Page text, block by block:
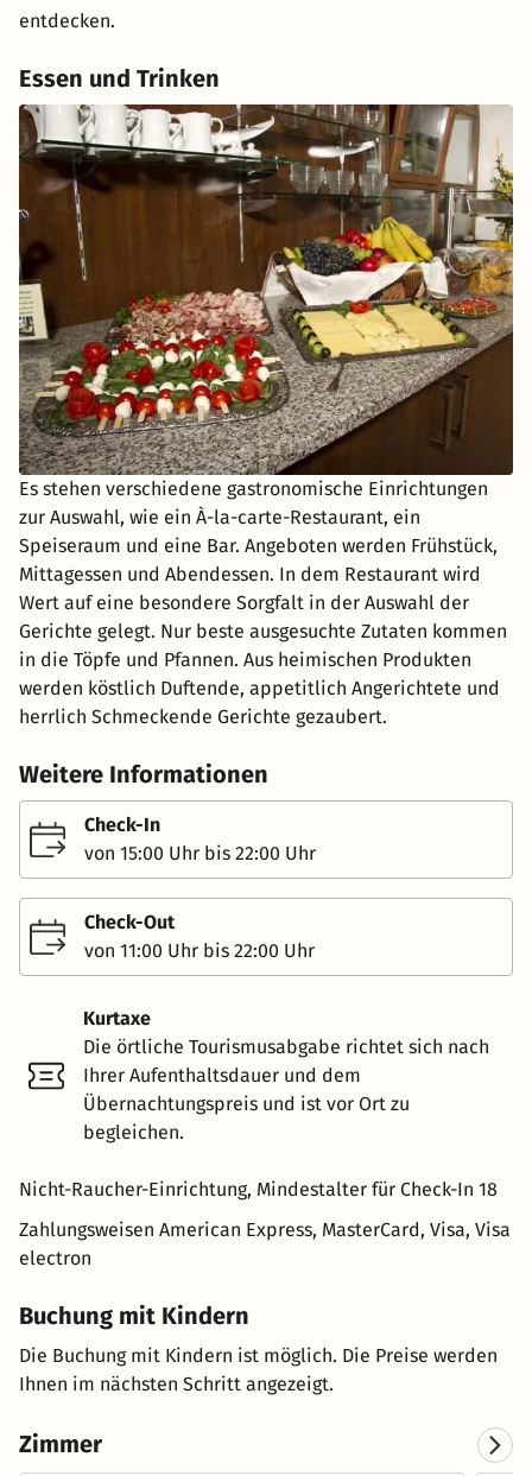
entdecken.
Essen und Trinken
Es stehen verschiedene gastronomische Einrichtungen
zur Auswahl, wie ein À-la-carte-Restaurant, ein
Speiseraum und eine Bar. Angeboten werden Frühstück,
Mittagessen und Abendessen. In dem Restaurant wird
Wert auf eine besondere Sorgfalt in der Auswahl der
Gerichte gelegt. Nur beste ausgesuchte Zutaten kommen
in die Töpfe und Pfannen. Aus heimischen Produkten
werden köstlich Duftende, appetitlich Angerichtete und
herrlich Schmeckende Gerichte gezaubert.
Weitere Informationen
Check-In
von 15:00 Uhr bis 22:00 Uhr
Check-Out
von 11:00 Uhr bis 22:00 Uhr
Kurtaxe
Die örtliche Tourismusabgabe richtet sich nach
Ihrer Aufenthaltsdauer und dem
Übernachtungspreis und ist vor Ort zu
begleichen.
Nicht-Raucher-Einrichtung, Mindestalter für Check-In 18
Zahlungsweisen American Express, MasterCard, Visa, Visa
electron
Buchung mit Kindern
Die Buchung mit Kindern ist möglich. Die Preise werden
Ihnen im nächsten Schritt angezeigt.
Zimmer